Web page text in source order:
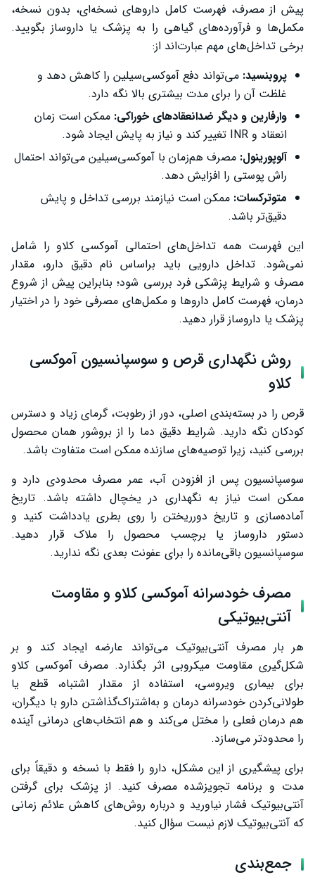
پیش از مصرف، فهرست کامل داروهای نسخه‌ای، بدون نسخه،
مکمل‌ها و فرآورده‌های گیاهی را به پزشک یا داروساز بگویید.
برخی تداخل‌های مهم عبارت‌اند از:
پروبنسید: می‌تواند دفع آموکسی‌سیلین را کاهش دهد و
غلظت آن را برای مدت بیشتری بالا نگه دارد.
وارفارین و دیگر ضدانعقادهای خوراکی: ممکن است زمان
انعقاد و INR تغییر کند و نیاز به پایش ایجاد شود.
آلوپورینول: مصرف هم‌زمان با آموکسی‌سیلین می‌تواند احتمال
راش پوستی را افزایش دهد.
متوترکسات: ممکن است نیازمند بررسی تداخل و پایش
دقیق‌تر باشد.
این فهرست همه تداخل‌های احتمالی آموکسی کلاو را شامل
نمی‌شود. تداخل دارویی باید براساس نام دقیق دارو، مقدار
مصرف و شرایط پزشکی فرد بررسی شود؛ بنابراین پیش از شروع
درمان، فهرست کامل داروها و مکمل‌های مصرفی خود را در اختیار
پزشک یا داروساز قرار دهید.
روش نگهداری قرص و سوسپانسیون آموکسی
کلاو
قرص را در بسته‌بندی اصلی، دور از رطوبت، گرمای زیاد و دسترس
کودکان نگه دارید. شرایط دقیق دما را از بروشور همان محصول
بررسی کنید، زیرا توصیه‌های سازنده ممکن است متفاوت باشد.
سوسپانسیون پس از افزودن آب، عمر مصرف محدودی دارد و
ممکن است نیاز به نگهداری در یخچال داشته باشد. تاریخ
آماده‌سازی و تاریخ دورریختن را روی بطری یادداشت کنید و
دستور داروساز یا برچسب محصول را ملاک قرار دهید.
سوسپانسیون باقی‌مانده را برای عفونت بعدی نگه ندارید.
مصرف خودسرانه آموکسی کلاو و مقاومت
آنتی‌بیوتیکی
هر بار مصرف آنتی‌بیوتیک می‌تواند عارضه ایجاد کند و بر
شکل‌گیری مقاومت میکروبی اثر بگذارد. مصرف آموکسی کلاو
برای بیماری ویروسی، استفاده از مقدار اشتباه، قطع یا
طولانی‌کردن خودسرانه درمان و به‌اشتراک‌گذاشتن دارو با دیگران،
هم درمان فعلی را مختل می‌کند و هم انتخاب‌های درمانی آینده
را محدودتر می‌سازد.
برای پیشگیری از این مشکل، دارو را فقط با نسخه و دقیقاً برای
مدت و برنامه تجویزشده مصرف کنید. از پزشک برای گرفتن
آنتی‌بیوتیک فشار نیاورید و درباره روش‌های کاهش علائم زمانی
که آنتی‌بیوتیک لازم نیست سؤال کنید.
جمع‌بندی